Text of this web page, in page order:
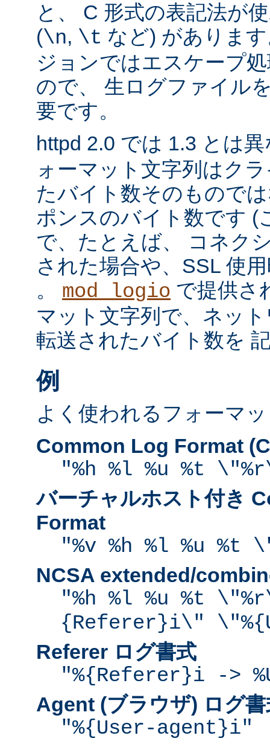
と、 C 形式の表記法が
(\n, \t など) がありま
ジョンではエスケープ
ので、 生ログファイル
要です。
httpd 2.0 では 1.3 とは
ォーマット文字列はク
たバイト数そのもので
ポンスのバイト数です (
で、たとえば、 コネク
された場合や、SSL 使
。 mod_logio で提供さ
マット文字列で、ネッ
転送されたバイト数を
例
よく使われるフォーマ
Common Log Format
"%h %l %u %t
バーチャルホスト付き
Format
"%v %h %l %u %t
NCSA extended/
"%h %l %u %t
{Referer}i\"
Referer ログ書式
"%{Referer}i ->
Agent (ブラウザ) ログ書
"%{User-agent}i"